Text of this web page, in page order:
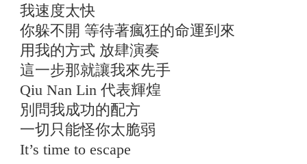
我速度太快
你躲不開 等待著瘋狂的命運到來
用我的方式 放肆演奏
這一步那就讓我來先手
Qiu Nan Lin 代表輝煌
別問我成功的配方
一切只能怪你太脆弱
It’s time to escape